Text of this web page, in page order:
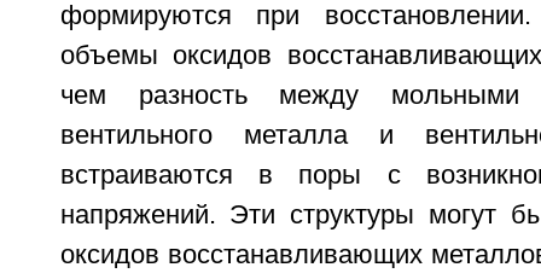
формируются при
объемы оксидов
чем разность между мольными
вентильного металла и
встраиваются в поры с
напряжений. Эти структуры могут
оксидов восстанавливающих